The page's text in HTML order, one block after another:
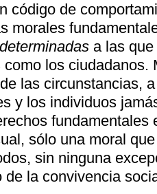
código de
morales
a las que
los ciudadanos.
las circunstancias,
y los individuos
fundamentales
sólo una moral
sin ninguna
de la convivencia